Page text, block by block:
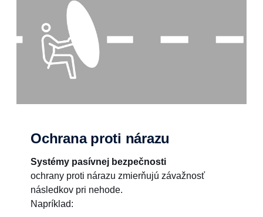
Ochrana proti nárazu
Systémy pasívnej bezpečnosti
ochrany proti nárazu zmierňujú závažnosť
následkov pri nehode.
Napríklad: